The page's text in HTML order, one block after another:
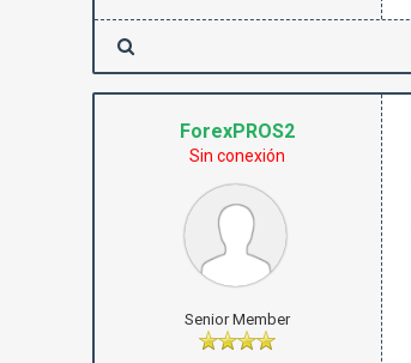
ForexPROS2
Sin conexión
Senior Member